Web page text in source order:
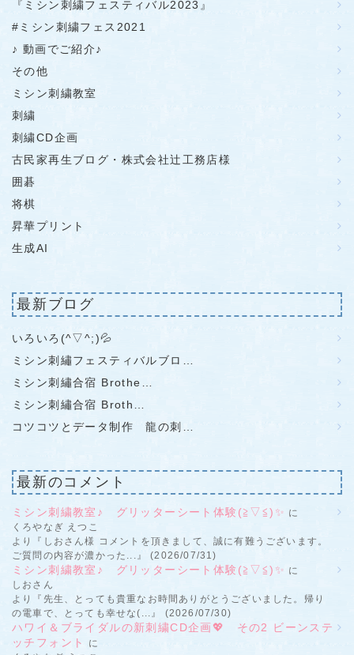
『ミシン刺繍フェスティバル2023』
#ミシン刺繍フェス2021
♪ 動画でご紹介♪
その他
ミシン刺繍教室
刺繍
刺繍CD企画
古民家再生ブログ・株式会社辻工務店様
囲碁
将棋
昇華プリント
生成AI
最新ブログ
いろいろ(^▽^;)💦
ミシン刺繡フェスティバルブロ…
ミシン刺繡合宿 Brothe…
ミシン刺繡合宿 Broth…
コツコツとデータ制作 龍の刺…
最新のコメント
ミシン刺繍教室♪ グリッターシート体験(≧▽≦)✨ に
くろやなぎ えつこ
より『しおさん様 コメントを頂きまして、誠に有難うございます。
ご質問の内容が濃かった...』 (2026/07/31)
ミシン刺繍教室♪ グリッターシート体験(≧▽≦)✨ に
しおさん
より『先生、とっても貴重なお時間ありがとうございました。帰り
の電車で、とっても幸せな(...』 (2026/07/30)
ハワイ＆ブライダルの新刺繍CD企画💖 その2 ビーンステ
ッチフォント
に